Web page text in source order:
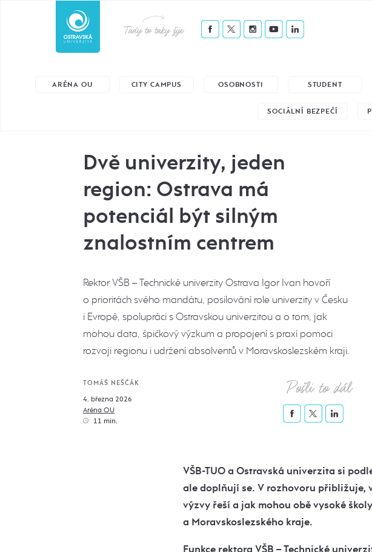
Tady to taky žije
ARÉNA OU CITY CAMPUS OSOBNOSTI STUDENT
SOCIÁLNÍ BEZPEČÍ
Dvě univerzity, jeden
region: Ostrava má
potenciál být silným
znalostním centrem
Rektor VŠB – Technické univerzity Ostrava Igor Ivan hovoří
o prioritách svého mandátu, posilování role univerzity v Česku
i Evropě, spolupráci s Ostravskou univerzitou a o tom, jak
mohou data, špičkový výzkum a propojení s praxí pomoci
rozvoji regionu i udržení absolventů v Moravskoslezském kraji.
TOMÁŠ NEŠČÁK
4. března 2026
Aréna OU
11 min.
Pošli to dál
VŠB-TUO a Ostravská univerzita si
ale doplňují se. V rozhovoru přibližuje,
výzvy řeší a jak mohou obě vysoké
a Moravskoslezského kraje.
Funkce rektora VŠB – Technické